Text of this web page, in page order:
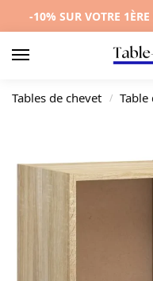
-10% SUR VOTRE
Tables de chevet / Table